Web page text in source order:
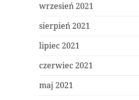
wrzesień 2021
sierpień 2021
lipiec 2021
czerwiec 2021
maj 2021